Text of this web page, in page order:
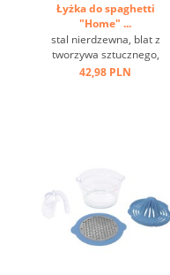
Łyżka do spaghetti
"Home" ...
stal nierdzewna, blat z
tworzywa sztucznego,
odporna na temperaturę do
42,98 PLN